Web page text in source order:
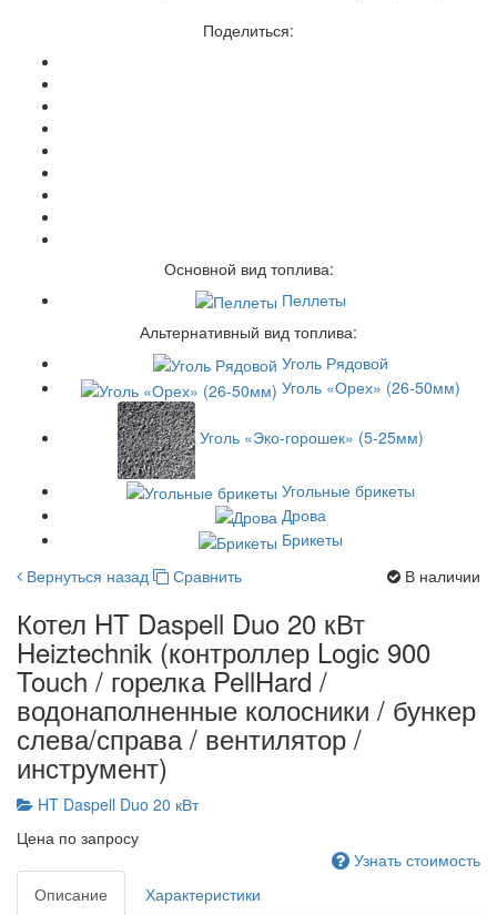
Поделиться:
Основной вид топлива:
Пеллеты
Альтернативный вид топлива:
Уголь Рядовой
Уголь «Орех» (26-50мм)
Уголь «Эко-горошек» (5-25мм)
Угольные брикеты
Дрова
Брикеты
Вернуться назад
Сравнить В наличии
Котел HT Daspell Duo 20 кВт
Heiztechnik (контроллер Logic 900
Touch / горелка PellHard /
водонаполненные колосники / бункер
слева/справа / вентилятор /
инструмент)
HT Daspell Duo 20 кВт
Цена по запросу
Узнать стоимость
Описание
Характеристики